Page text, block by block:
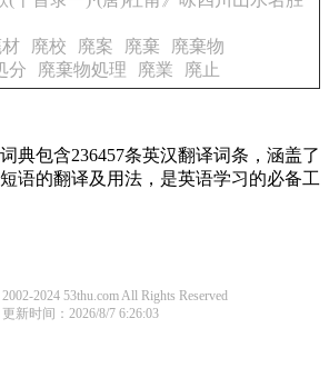
廃校 廃案 廃棄
廃棄物
分
廃棄物処理 廃業 廃止
典包含236457条英汉翻译词条，涵盖了
语的翻译及用法，是英语学习的必备工
2024 53thu.com All Rights Reserved
更新时间：2026/8/7 6:26:03